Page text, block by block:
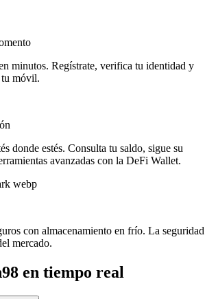
minutos. Regístrate, verifica tu identidad y
tu móvil.
donde estés. Consulta tu saldo, sigue su
avanzadas con la DeFi Wallet.
con almacenamiento en frío. La seguridad
mercado.
en tiempo real